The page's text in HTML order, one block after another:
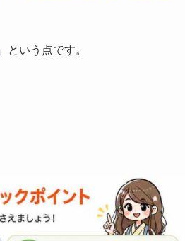
」という点です。